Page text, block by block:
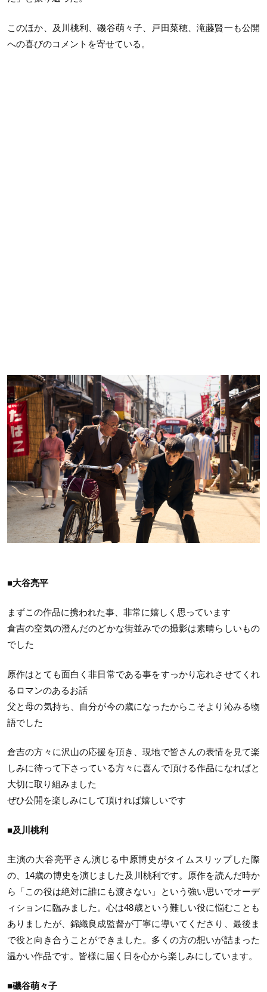
このほか、及川桃利、磯谷萌々子、戸田菜穂、滝藤賢一も公開
への喜びのコメントを寄せている。
■大谷亮平
まずこの作品に携われた事、非常に嬉しく思っています
倉吉の空気の澄んだのどかな街並みでの撮影は素晴らしいもの
でした
原作はとても面白く非日常である事をすっかり忘れさせてくれ
るロマンのあるお話
父と母の気持ち、自分が今の歳になったからこそより沁みる物
語でした
倉吉の方々に沢山の応援を頂き、現地で皆さんの表情を見て楽
しみに待って下さっている方々に喜んで頂ける作品になればと
大切に取り組みました
ぜひ公開を楽しみにして頂ければ嬉しいです
■及川桃利
主演の大谷亮平さん演じる中原博史がタイムスリップした際
の、14歳の博史を演じました及川桃利です。原作を読んだ時か
ら「この役は絶対に誰にも渡さない」という強い思いでオーデ
ィションに臨みました。心は48歳という難しい役に悩むことも
ありましたが、錦織良成監督が丁寧に導いてくださり、最後ま
で役と向き合うことができました。多くの方の想いが詰まった
温かい作品です。皆様に届く日を心から楽しみにしています。
■磯谷萌々子